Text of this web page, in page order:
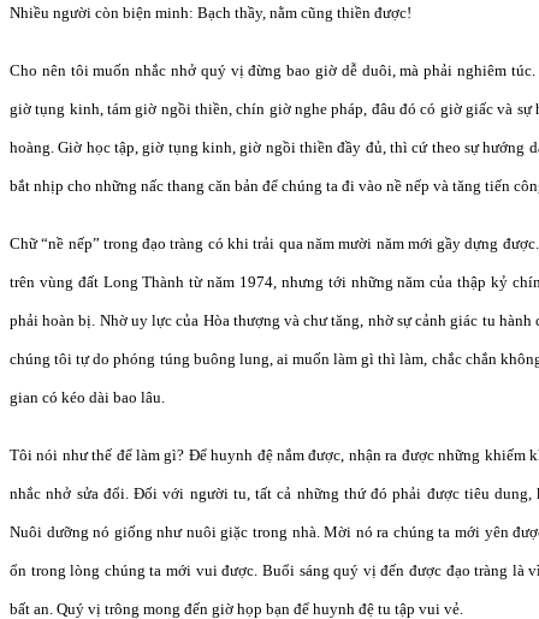
Nhiều người còn biện minh: Bạch thầy, nằm cũng thiền được!
Cho nên tôi muốn nhắc nhở quý vị đừng bao giờ dễ duôi, mà phải nghiêm
giờ tụng kinh, tám giờ ngồi thiền, chín giờ nghe pháp, đâu đó có giờ giấc và sự
hoàng. Giờ học tập, giờ tụng kinh, giờ ngồi thiền đầy đủ, thì cứ theo sự hướng
bắt nhịp cho những nấc thang căn bản để chúng ta đi vào nề nếp và tăng tiến
Chữ “nề nếp” trong đạo tràng có khi trải qua năm mười năm mới gầy dựng
trên vùng đất Long Thành từ năm 1974, nhưng tới những năm của thập kỷ
phải hoàn bị. Nhờ uy lực của Hòa thượng và chư tăng, nhờ sự cảnh giác tu
chúng tôi tự do phóng túng buông lung, ai muốn làm gì thì làm, chắc chắn
gian có kéo dài bao lâu.
Tôi nói như thế để làm gì? Để huynh đệ nắm được, nhận ra được những khiếm
nhắc nhở sửa đổi. Đối với người tu, tất cả những thứ đó phải được tiêu
Nuôi dưỡng nó giống như nuôi giặc trong nhà. Mời nó ra chúng ta mới yên
ổn trong lòng chúng ta mới vui được. Buổi sáng quý vị đến được đạo tràng là
bất an. Quý vị trông mong đến giờ họp bạn để huynh đệ tu tập vui vẻ.